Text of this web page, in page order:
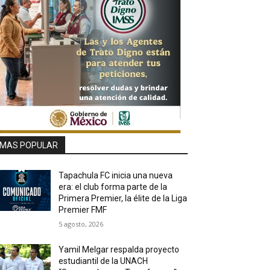
MAS POPULAR
Tapachula FC inicia una nueva
era: el club forma parte de la
Primera Premier, la élite de la Liga
Premier FMF
5 agosto, 2026
Yamil Melgar respalda proyecto
estudiantil de la UNACH